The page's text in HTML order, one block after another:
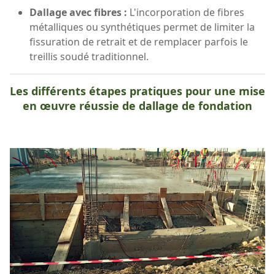
Dallage avec fibres : L'incorporation de fibres
métalliques ou synthétiques permet de limiter la
fissuration de retrait et de remplacer parfois le
treillis soudé traditionnel.
Les différents étapes pratiques pour une mise
en œuvre réussie de dallage de fondation